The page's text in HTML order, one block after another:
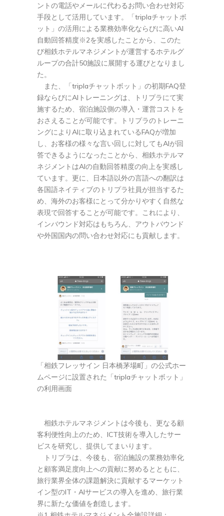
ントの電話やメールに代わるお問い合わせ対応
手段として活用しています。「triplaチャットボ
ット」の活用による業務効率化ならびに高いAI
自動回答精度※2を実感したことから、このた
び相鉄ホテルマネジメントが運営するホテルグ
ループの合計50施設に展開する運びとなりまし
た。
また、「triplaチャットボット」の初期FAQ登
録ならびにAIトレーニングは、トリプラにて実
施するため、宿泊施設側の導入・運営コストを
おさえることが可能です。トリプラのトレーニ
ングによりAIに取り込まれているFAQが増加
し、お客様の様々な言い回しに対してもAIが回
答できるようになったことから、相鉄ホテルマ
ネジメントはAIの自動回答精度の向上を実感し
ています。更に、日本語以外の言語への翻訳は
各国語ネイティブのトリプラ社員が担当するた
め、海外のお客様にとって分かりやすく自然な
表現で回答することが可能です。これにより、
インバウンド対応はもちろん、アウトバウンド
や外国国内の問い合わせ対応にも貢献します。
「相鉄フレッサイン 日本橋茅場町」の公式ホー
ムページに設置された「triplaチャットボット」
の利用画面
相鉄ホテルマネジメントは今後も、更なる顧
客利便性向上のため、ICT技術を導入したサー
ビスを研究し、提供してまいります。
トリプラは、今後も、宿泊施設の業務効率化
と顧客満足度向上への貢献に努めるとともに、
旅行業界全体の課題解決に貢献するマーケット
イン型のIT・AIサービスの導入を進め、旅行業
界に新たな価値を創造します。